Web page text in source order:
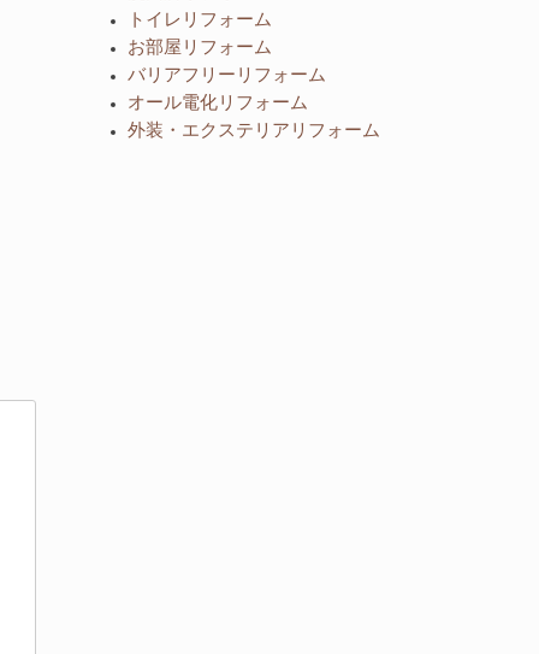
トイレリフォーム
お部屋リフォーム
バリアフリーリフォーム
オール電化リフォーム
外装・エクステリアリフォーム